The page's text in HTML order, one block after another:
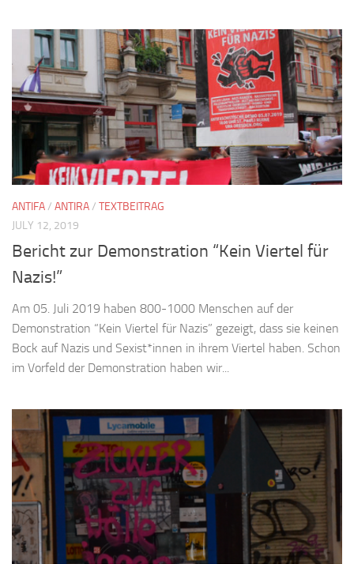
ANTIFA/ ANTIRA/ TEXTBEITRAG
JULY 12, 2019
Bericht zur Demonstration “Kein Viertel für
Nazis!”
Am 05. Juli 2019 haben 800-1000 Menschen auf der
Demonstration “Kein Viertel für Nazis” gezeigt, dass sie keinen
Bock auf Nazis und Sexist*innen in ihrem Viertel haben. Schon
im Vorfeld der Demonstration haben wir...